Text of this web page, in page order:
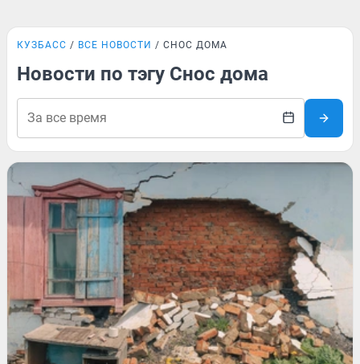
КУЗБАСС ВСЕ НОВОСТИ СНОС ДОМА
Новости по тэгу Снос дома